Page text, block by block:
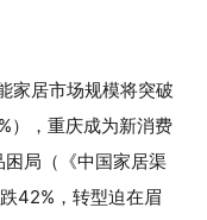
家居市场规模将突破
），重庆成为新消费
局（《中国家居渠
42%，转型迫在眉